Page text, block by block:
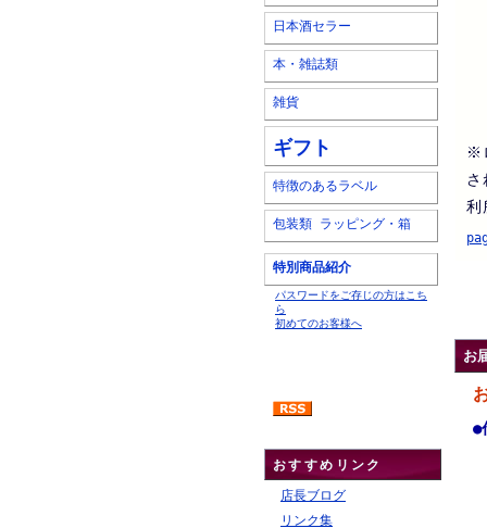
日本酒セラー
本・雑誌類
雑貨
ギフト
特徴のあるラベル
包装類 ラッピング・箱
特別商品紹介
パスワードをご存じの方はこち
ら
初めてのお客様へ
おすすめリンク
店長ブログ
リンク集
※
さ
利
お
●